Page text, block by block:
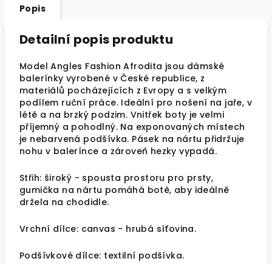
Popis
Detailní popis produktu
Model Angles Fashion Afrodita jsou dámské
balerínky vyrobené v České republice, z
materiálů pocházejících z Evropy a s velkým
podílem ruční práce. Ideální pro nošení na jaře, v
létě a na brzký podzim. Vnitřek boty je velmi
příjemný a pohodlný. Na exponovaných místech
je nebarvená podšívka. Pásek na nártu přidržuje
nohu v balerínce a zároveň hezky vypadá.
Střih: široký - spousta prostoru pro prsty,
gumička na nártu pomáhá botě, aby ideálně
držela na chodidle.
Vrchní dílce: canvas - hrubá síťovina.
Podšívkové dílce: textilní podšívka.